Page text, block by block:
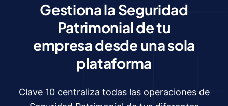
Gestiona la Seguridad
Patrimonial de tu
empresa desde una sola
plataforma
Clave 10 centraliza todas las operaciones de